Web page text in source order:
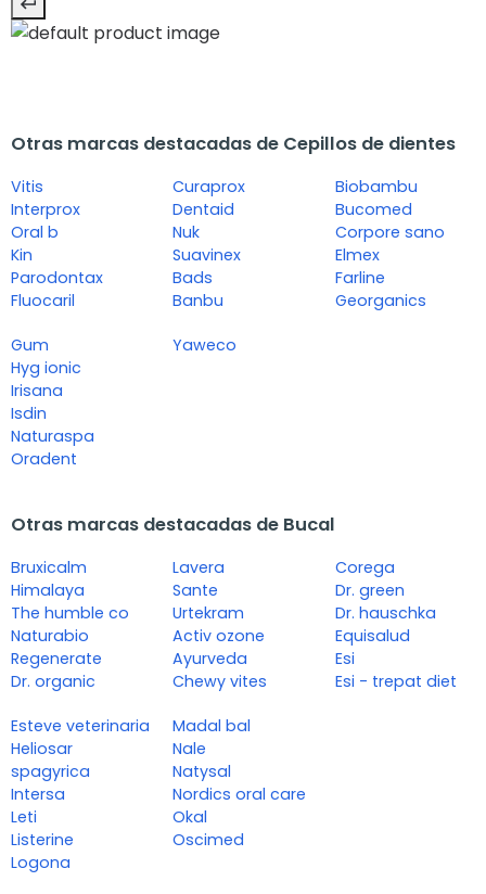
Otras marcas destacadas de Cepillos de dientes
Vitis
Interprox
Oral b
Kin
Parodontax
Fluocaril
Curaprox
Dentaid
Nuk
Suavinex
Bads
Banbu
Biobambu
Bucomed
Corpore sano
Elmex
Farline
Georganics
Gum
Hyg ionic
Irisana
Isdin
Naturaspa
Oradent
Yaweco
Otras marcas destacadas de Bucal
Bruxicalm
Himalaya
The humble co
Naturabio
Regenerate
Dr. organic
Lavera
Sante
Urtekram
Activ ozone
Ayurveda
Chewy vites
Corega
Dr. green
Dr. hauschka
Equisalud
Esi
Esi - trepat diet
Esteve veterinaria
Heliosar
spagyrica
Intersa
Leti
Listerine
Logona
Madal bal
Nale
Natysal
Nordics oral care
Okal
Oscimed